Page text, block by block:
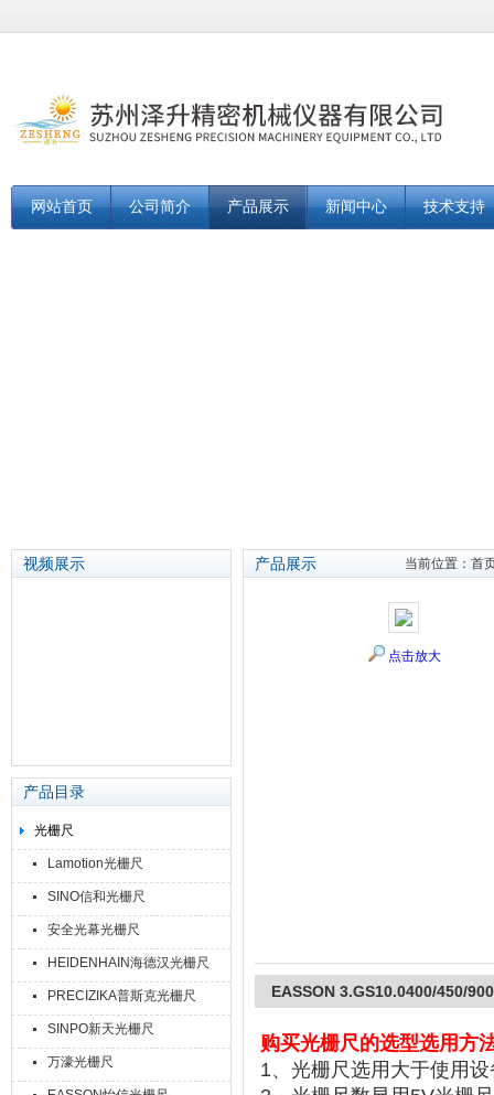
网站首页 公司简介 产品展示 新闻中心 技术支持
视频展示
产品目录
光栅尺
Lamotion光栅尺
SINO信和光栅尺
安全光幕光栅尺
HEIDENHAIN海德汉光栅尺
PRECIZIKA普斯克光栅尺
SINPO新天光栅尺
万濠光栅尺
产品展示 当前位置： 首
点击放大
EASSON 3.GS10.0400/450/
购买光栅尺的选型选用方
1、 光栅尺选用大于使用